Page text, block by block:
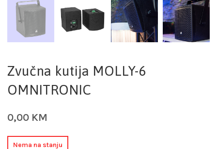
Zvučna kutija MOLLY-6
OMNITRONIC
0,00 KM
Nema na stanju